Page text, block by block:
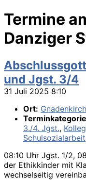
Termine
Danziger
und Jgst. 3/4
31 Juli 2025 8:10
Ort:
3./4. Jgst.,
Schulsozialarbeit
08:10 Uhr Jgst. 1/2,
der Ethikkinder mit
wechselseitig